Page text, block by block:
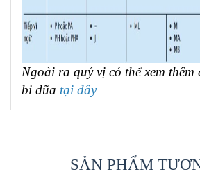
Ngoài ra quý vị có thể xem thêm
bi đũa tại đây
SẢN PHẨM